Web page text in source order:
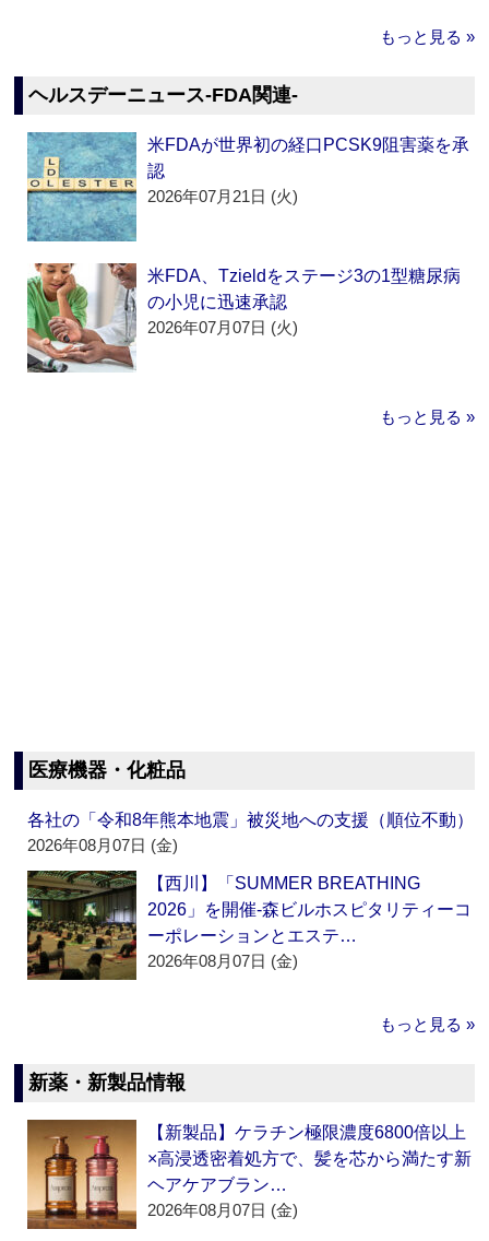
もっと見る »
ヘルスデーニュース‐FDA関連‐
米FDAが世界初の経口PCSK9阻害薬を承
認
2026年07月21日 (火)
米FDA、Tzieldをステージ3の1型糖尿病
の小児に迅速承認
2026年07月07日 (火)
もっと見る »
医療機器・化粧品
各社の「令和8年熊本地震」被災地への支援（順位不動）
2026年08月07日 (金)
【西川】「SUMMER BREATHING
2026」を開催‐森ビルホスピタリティーコ
ーポレーションとエステ…
2026年08月07日 (金)
もっと見る »
新薬・新製品情報
【新製品】ケラチン極限濃度6800倍以上
×高浸透密着処方で、髪を芯から満たす新
ヘアケアブラン…
2026年08月07日 (金)